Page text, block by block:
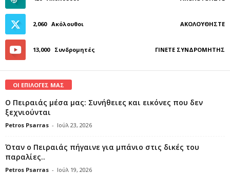
2,060 Ακόλουθοι ΑΚΟΛΟΥΘΉΣΤΕ
13,000 Συνδρομητές ΓΊΝΕΤΕ ΣΥΝΔΡΟΜΗΤΉΣ
ΟΙ ΕΠΙΛΟΓΕΣ ΜΑΣ
Ο Πειραιάς μέσα μας: Συνήθειες και εικόνες που δεν
ξεχνιούνται
Petros Psarras - Ιούλ 23, 2026
Όταν ο Πειραιάς πήγαινε για μπάνιο στις δικές του
παραλίες..
Petros Psarras - Ιούλ 19, 2026